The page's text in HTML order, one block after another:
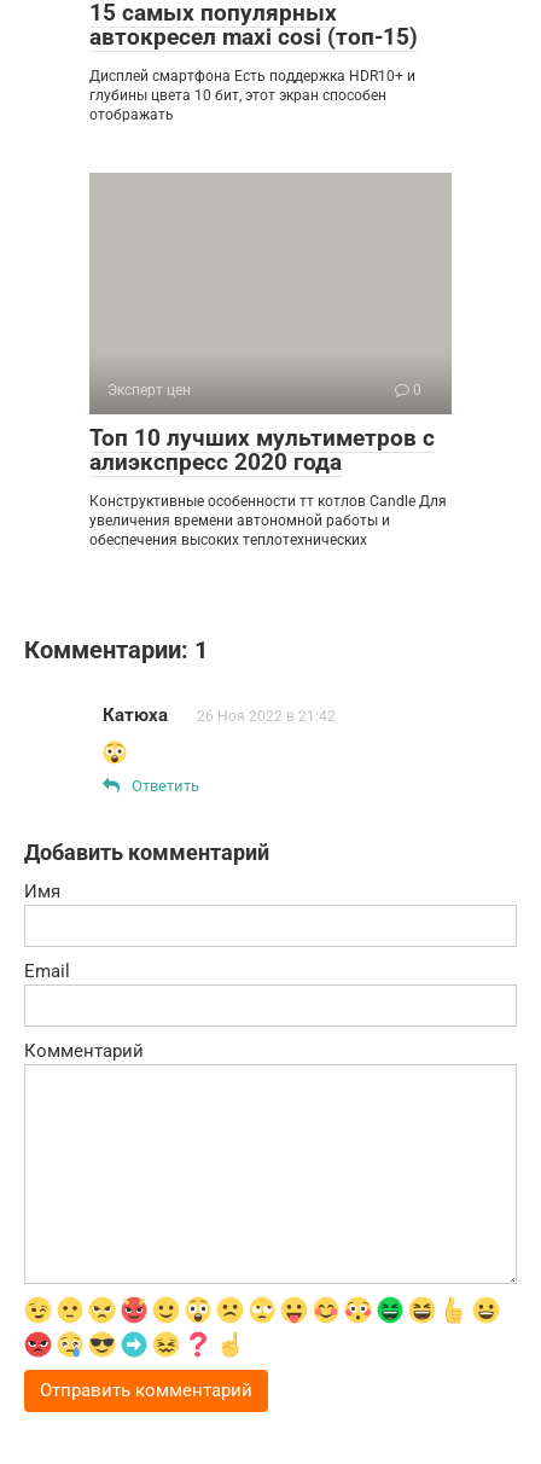
15 самых популярных
автокресел maxi cosi (топ-15)
Дисплей смартфона Есть поддержка HDR10+ и
глубины цвета 10 бит, этот экран способен
отображать
Эксперт цен 0
Топ 10 лучших мультиметров с
алиэкспресс 2020 года
Конструктивные особенности тт котлов Candle Для
увеличения времени автономной работы и
обеспечения высоких теплотехнических
Комментарии: 1
Катюха 26 Ноя 2022 в 21:42
Ответить
Добавить комментарий
Имя
Email
Комментарий